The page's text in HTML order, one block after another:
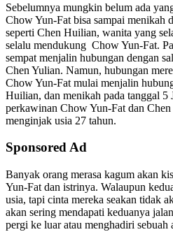
Sebelumnya mungkin belum ada
Chow Yun-Fat bisa sampai menikah
seperti Chen Huilian, wanita yang
selalu mendukung Chow Yun-Fat.
sempat menjalin hubungan dengan
Chen Yulian. Namun, hubungan
Chow Yun-Fat mulai menjalin
Huilian, dan menikah pada tanggal 5
perkawinan Chow Yun-Fat dan
menginjak usia 27 tahun.
Sponsored Ad
Banyak orang merasa kagum akan
Yun-Fat dan istrinya. Walaupun
usia, tapi cinta mereka seakan tidak
akan sering mendapati keduanya
pergi ke luar atau menghadiri sebuah